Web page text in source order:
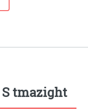
tmazight